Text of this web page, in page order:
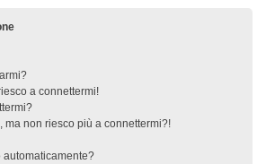
a connettermi!
ma non riesco più a connettermi?!
automaticamente?